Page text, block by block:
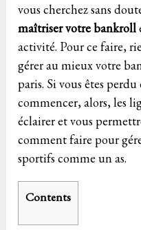
vous cherchez sans
maîtriser votre bankroll
activité. Pour ce faire,
gérer au mieux votre
paris. Si vous êtes perdu
commencer, alors, les
éclairer et vous
comment faire pour
sportifs comme un as.
Contents